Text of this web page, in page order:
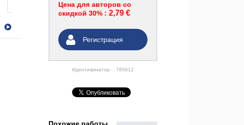
Цена для авторов со
скидкой 30% : 2,79 €
Регистрация
Идентификатор: 785912